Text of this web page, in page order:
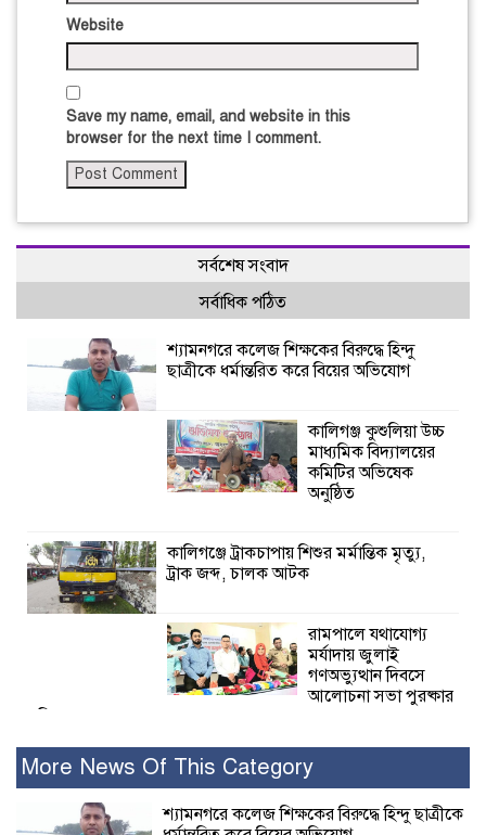
Website
Save my name, email, and website in this
browser for the next time I comment.
সর্বশেষ সংবাদ
সর্বাধিক পঠিত
শ্যামনগরে কলেজ শিক্ষকের বিরুদ্ধে হিন্দু
ছাত্রীকে ধর্মান্তরিত করে বিয়ের অভিযোগ
কালিগঞ্জ কুশুলিয়া উচ্চ
মাধ্যমিক বিদ্যালয়ের
কমিটির অভিষেক
অনুষ্ঠিত
কালিগঞ্জে ট্রাকচাপায় শিশুর মর্মান্তিক মৃত্যু,
ট্রাক জব্দ, চালক আটক
রামপালে যথাযোগ্য
মর্যাদায় জুলাই
গণঅভ্যুত্থান দিবসে
আলোচনা সভা পুরষ্কার
২৮ জনের সাক্ষ্য শেষ, কাদেরসহ সাতজনের
More News Of This Category
শ্যামনগরে কলেজ শিক্ষকের বিরুদ্ধে হিন্দু ছাত্রীকে